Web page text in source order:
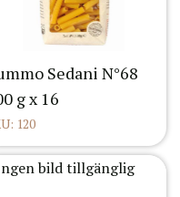
Sedani N°68
g x 16
120